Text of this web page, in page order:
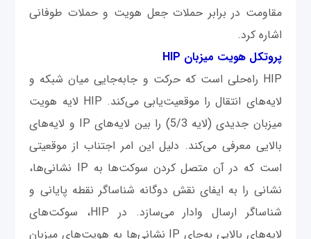
مقاومت در برابر حملات جعل هویت و حملات طوفانی
اشاره کرد.
پروتکل هویت میزبان HIP
HIP راه‌حلی است که حرکت و جابه‌جایی میان شبکه و
لایه‌های انتقال را موقعیت‌یابی می‌کند. HIP لایه هویت
میزبان جدیدی (لایه 5/3) را بین لایه‌های IP و لایه‌های
بالایی معرفی می‌کند. دلیل این امر اجتناب از موقعیتی
است که در آن متصل کردن سوکت‌ها به IP نشانی‌ها،
نشانی را به ایفای نقش دوگانه شناساگر نقطه پایانی و
شناساگر ارسال وادار می‌سازد. در HIP، سوکت‌های
لایه‌های بالایی به‌جای IP نشانی‌ها به هویت‌های میزبان